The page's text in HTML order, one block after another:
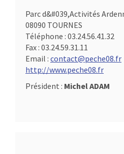
Parc d&#039,Activités
08090 TOURNES
Téléphone : 03.24.56.41.32
Fax : 03.24.59.31.11
Email : contact@peche08.fr
http://www.peche08.fr
Président : Michel ADAM